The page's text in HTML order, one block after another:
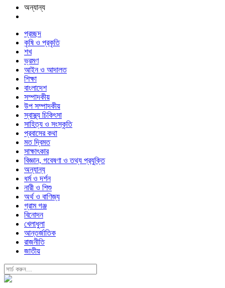
অন্যান্য
প্রচ্ছদ
কৃষি ও প্রকৃতি
শখ
ভ্রমণ
আইন ও আদালত
শিক্ষা
বাংলাদেশ
সম্পাদকীয়
উপ সম্পাদকীয়
স্বাস্থ্য চিকিৎসা
সাহিত্য ও সংস্কৃতি
প্রবাসের কথা
মত দ্বিমত
সাক্ষাৎকার
বিজ্ঞান, গবেষণা ও তথ্য প্রযুক্তি
অন্যান্য
ধর্ম ও দর্শন
নারী ও শিশু
অর্থ ও বাণিজ্য
গ্রাম গঞ্জ
বিনোদন
খেলাধুলা
আন্তর্জাতিক
রাজনীতি
জাতীয়